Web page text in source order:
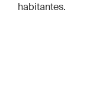
habitantes.